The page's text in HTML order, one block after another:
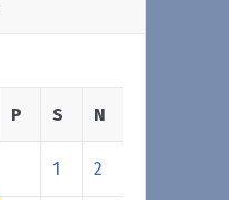
P S N
1 2